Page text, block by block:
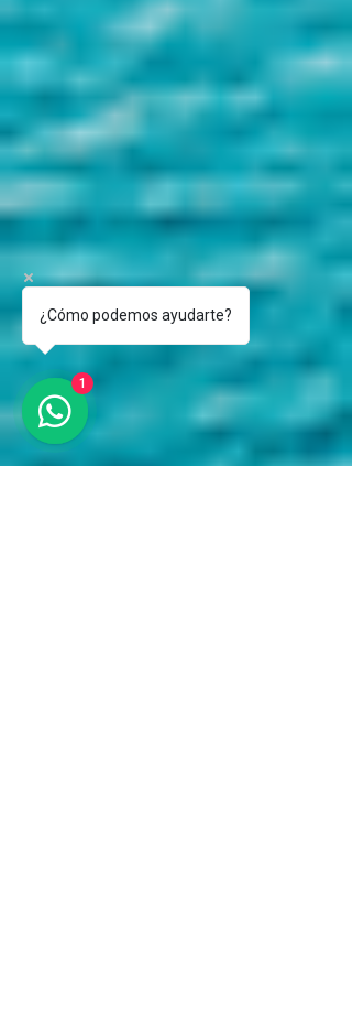
¿Cómo podemos ayudarte?
1